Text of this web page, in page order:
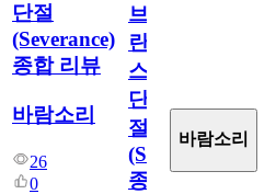
단절
(Severance)
종합 리뷰
바람소리
26
0
브
란
스:
단
절
(Severance)
종
바람소리